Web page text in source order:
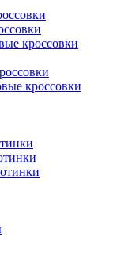
кроссовки
кроссовки